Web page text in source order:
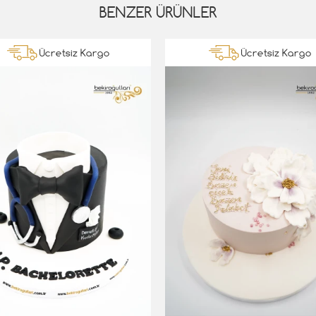
BENZER ÜRÜNLER
Ücretsiz Kargo Ücretsiz Kargo